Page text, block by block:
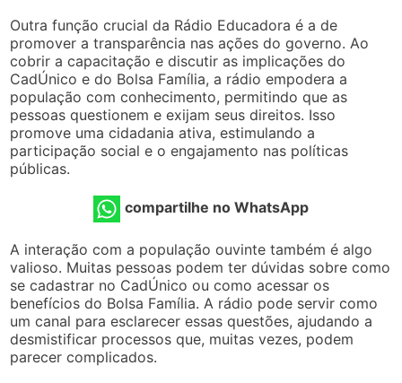
Outra função crucial da Rádio Educadora é a de
promover a transparência nas ações do governo. Ao
cobrir a capacitação e discutir as implicações do
CadÚnico e do Bolsa Família, a rádio empodera a
população com conhecimento, permitindo que as
pessoas questionem e exijam seus direitos. Isso
promove uma cidadania ativa, estimulando a
participação social e o engajamento nas políticas
públicas.
compartilhe no WhatsApp
A interação com a população ouvinte também é algo
valioso. Muitas pessoas podem ter dúvidas sobre como
se cadastrar no CadÚnico ou como acessar os
benefícios do Bolsa Família. A rádio pode servir como
um canal para esclarecer essas questões, ajudando a
desmistificar processos que, muitas vezes, podem
parecer complicados.